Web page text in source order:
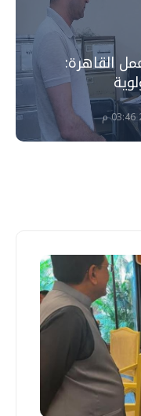
القاهرة: